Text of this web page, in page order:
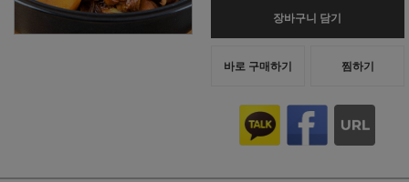
장바구니 담기
바로 구매하기 찜하기